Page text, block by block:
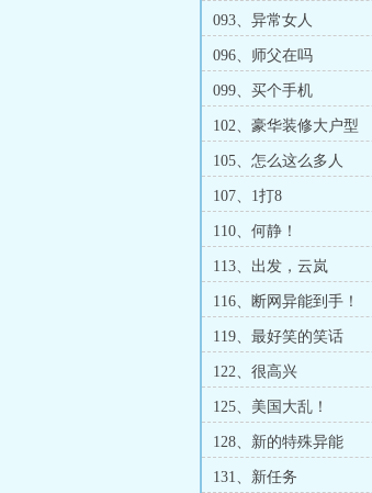
093、异常女人
096、师父在吗
099、买个手机
102、豪华装修大户型
105、怎么这么多人
107、1打8
110、何静！
113、出发，云岚
116、断网异能到手！
119、最好笑的笑话
122、很高兴
125、美国大乱！
128、新的特殊异能
131、新任务